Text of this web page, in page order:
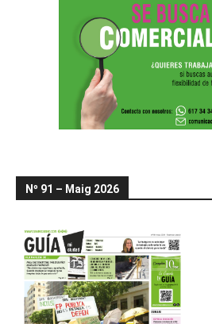
Nº 91 – Maig 2026